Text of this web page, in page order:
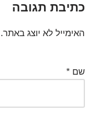
כתיבת תגובה
האימייל לא יוצג באתר.
שם *